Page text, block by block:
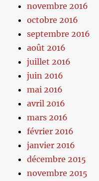
novembre 2016
octobre 2016
septembre 2016
août 2016
juillet 2016
juin 2016
mai 2016
avril 2016
mars 2016
février 2016
janvier 2016
décembre 2015
novembre 2015